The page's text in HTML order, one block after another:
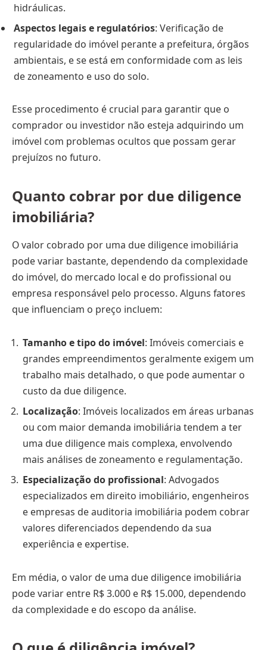
hidráulicas.
Aspectos legais e regulatórios: Verificação de
regularidade do imóvel perante a prefeitura, órgãos
ambientais, e se está em conformidade com as leis
de zoneamento e uso do solo.
Esse procedimento é crucial para garantir que o
comprador ou investidor não esteja adquirindo um
imóvel com problemas ocultos que possam gerar
prejuízos no futuro.
Quanto cobrar por due diligence
imobiliária?
O valor cobrado por uma due diligence imobiliária
pode variar bastante, dependendo da complexidade
do imóvel, do mercado local e do profissional ou
empresa responsável pelo processo. Alguns fatores
que influenciam o preço incluem:
Tamanho e tipo do imóvel: Imóveis comerciais e
grandes empreendimentos geralmente exigem um
trabalho mais detalhado, o que pode aumentar o
custo da due diligence.
Localização: Imóveis localizados em áreas urbanas
ou com maior demanda imobiliária tendem a ter
uma due diligence mais complexa, envolvendo
mais análises de zoneamento e regulamentação.
Especialização do profissional: Advogados
especializados em direito imobiliário, engenheiros
e empresas de auditoria imobiliária podem cobrar
valores diferenciados dependendo da sua
experiência e expertise.
Em média, o valor de uma due diligence imobiliária
pode variar entre R$ 3.000 e R$ 15.000, dependendo
da complexidade e do escopo da análise.